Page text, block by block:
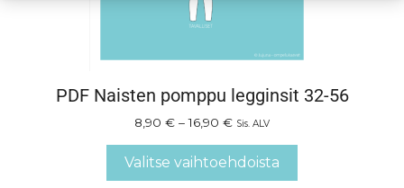
PDF Naisten pomppu legginsit 32-56
8,90 € – 16,90 € Sis. ALV
Valitse vaihtoehdoista